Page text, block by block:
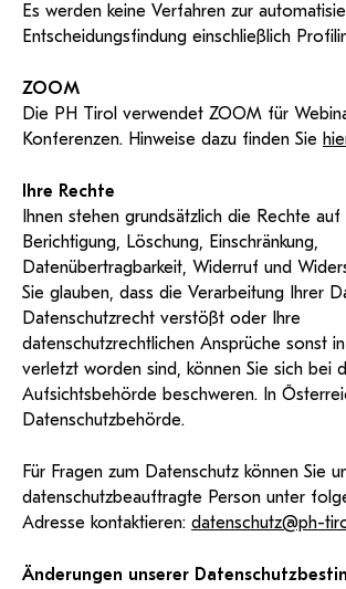
Es werden keine Verfahren zur
Entscheidungsfindung einschließlich
ZOOM
Die PH Tirol verwendet ZOOM für
Konferenzen. Hinweise dazu finden Sie
Ihre Rechte
Ihnen stehen grundsätzlich die Rechte auf
Berichtigung, Löschung, Einschränkung,
Datenübertragbarkeit, Widerruf und
Sie glauben, dass die Verarbeitung Ihrer
Datenschutzrecht verstößt oder Ihre
datenschutzrechtlichen Ansprüche sonst
verletzt worden sind, können Sie sich bei
Aufsichtsbehörde beschweren. In
Datenschutzbehörde.
Für Fragen zum Datenschutz können Sie
datenschutzbeauftragte Person unter
Adresse kontaktieren: datenschutz@ph-
Änderungen unserer